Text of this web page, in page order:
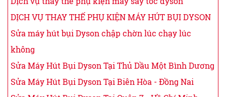
DỊCH VỤ THAY THẾ PHỤ KIỆN MÁY HÚT BỤI DYSON
Sửa máy hút bụi Dyson chập chờn lúc chạy lúc
không
Sửa Máy Hút Bụi Dyson Tại Thủ Dầu Một Bình Dương
Sửa Máy Hút Bụi Dyson Tại Biên Hòa - Đồng Nai